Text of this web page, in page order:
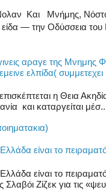
Και Μνήμης, Νόστου
είδα — την Οδύσσεια
αραγε της
εμεινε ελπίδα(
η Θεια
και καταργείται
είναι το
είναι το
Σλαβόι Ζίζεκ για τις